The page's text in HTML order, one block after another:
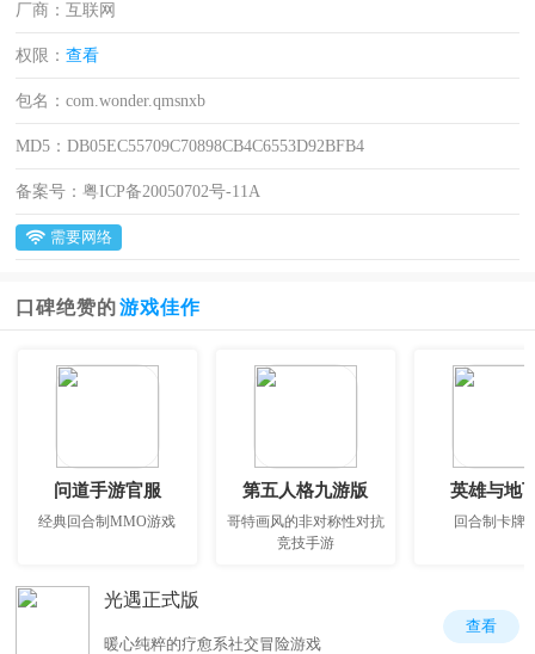
厂商： 互联网
权限：查看
包名：com.wonder.qmsnxb
MD5：DB05EC55709C70898CB4C6553D92BFB4
备案号：粤ICP备20050702号-11A
需要网络
口碑绝赞的 游戏佳作
问道手游官服
经典回合制MMO游戏
第五人格九游版
哥特画风的非对称性对抗
竞技手游
英雄与地
回合制卡牌
光遇正式版
暖心纯粹的疗愈系社交冒险游戏
查看